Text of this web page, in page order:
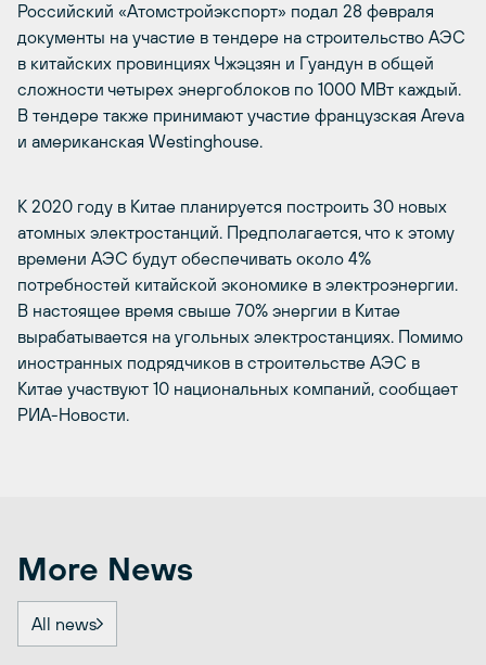
Российский «Атомстройэкспорт» подал 28 февраля
документы на участие в тендере на строительство АЭС
в китайских провинциях Чжэцзян и Гуандун в общей
сложности четырех энергоблоков по 1000 МВт каждый.
В тендере также принимают участие французская Areva
и американская Westinghouse.
К 2020 году в Китае планируется построить 30 новых
атомных электростанций. Предполагается, что к этому
времени АЭС будут обеспечивать около 4%
потребностей китайской экономике в электроэнергии.
В настоящее время свыше 70% энергии в Китае
вырабатывается на угольных электростанциях. Помимо
иностранных подрядчиков в строительстве АЭС в
Китае участвуют 10 национальных компаний, сообщает
РИА-Новости.
More News
All news